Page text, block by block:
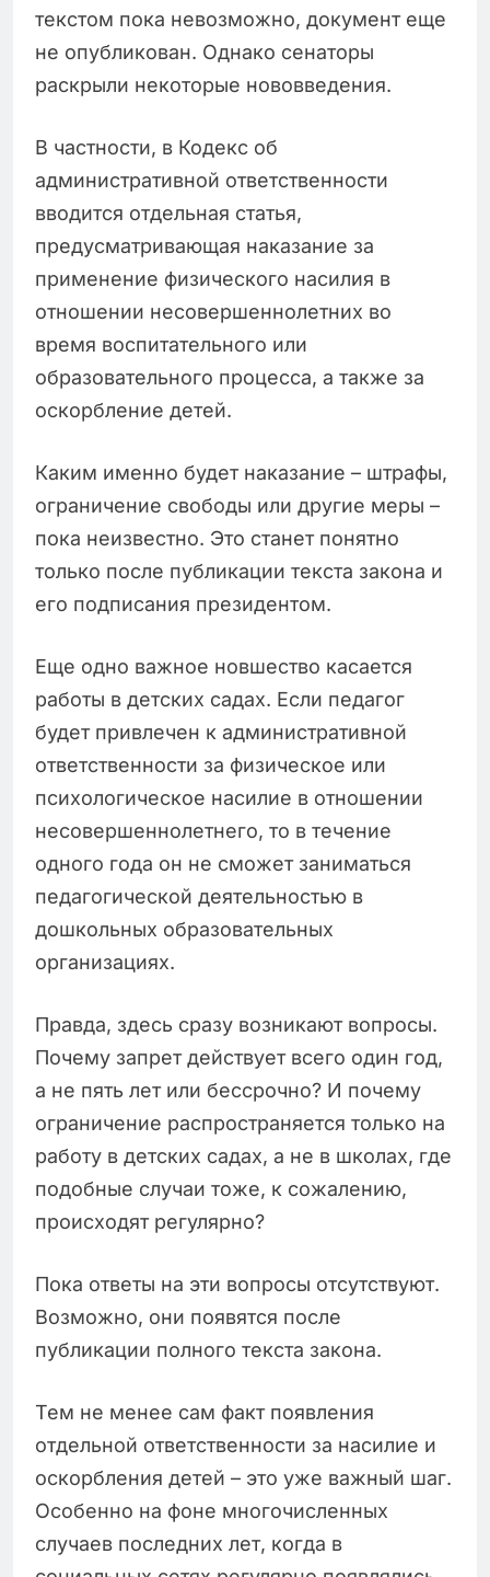
текстом пока невозможно, документ еще
не опубликован. Однако сенаторы
раскрыли некоторые нововведения.
В частности, в Кодекс об
административной ответственности
вводится отдельная статья,
предусматривающая наказание за
применение физического насилия в
отношении несовершеннолетних во
время воспитательного или
образовательного процесса, а также за
оскорбление детей.
Каким именно будет наказание – штрафы,
ограничение свободы или другие меры –
пока неизвестно. Это станет понятно
только после публикации текста закона и
его подписания президентом.
Еще одно важное новшество касается
работы в детских садах. Если педагог
будет привлечен к административной
ответственности за физическое или
психологическое насилие в отношении
несовершеннолетнего, то в течение
одного года он не сможет заниматься
педагогической деятельностью в
дошкольных образовательных
организациях.
Правда, здесь сразу возникают вопросы.
Почему запрет действует всего один год,
а не пять лет или бессрочно? И почему
ограничение распространяется только на
работу в детских садах, а не в школах, где
подобные случаи тоже, к сожалению,
происходят регулярно?
Пока ответы на эти вопросы отсутствуют.
Возможно, они появятся после
публикации полного текста закона.
Тем не менее сам факт появления
отдельной ответственности за насилие и
оскорбления детей – это уже важный шаг.
Особенно на фоне многочисленных
случаев последних лет, когда в